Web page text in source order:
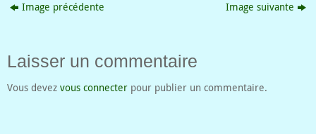
Image précédente Image suivante
Laisser un commentaire
Vous devez vous connecter pour publier un commentaire.